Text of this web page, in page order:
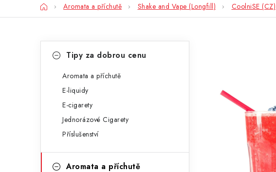
DomůAromata a příchutě Shake and Vape (Longfill) CoolniSE (CZ)
n
kategorieTipy za dobrou cenu
Aromata a příchutě
E-liquidy
E-cigarety
Jednorázové Cigarety
Příslušenství
Aromata a příchutě